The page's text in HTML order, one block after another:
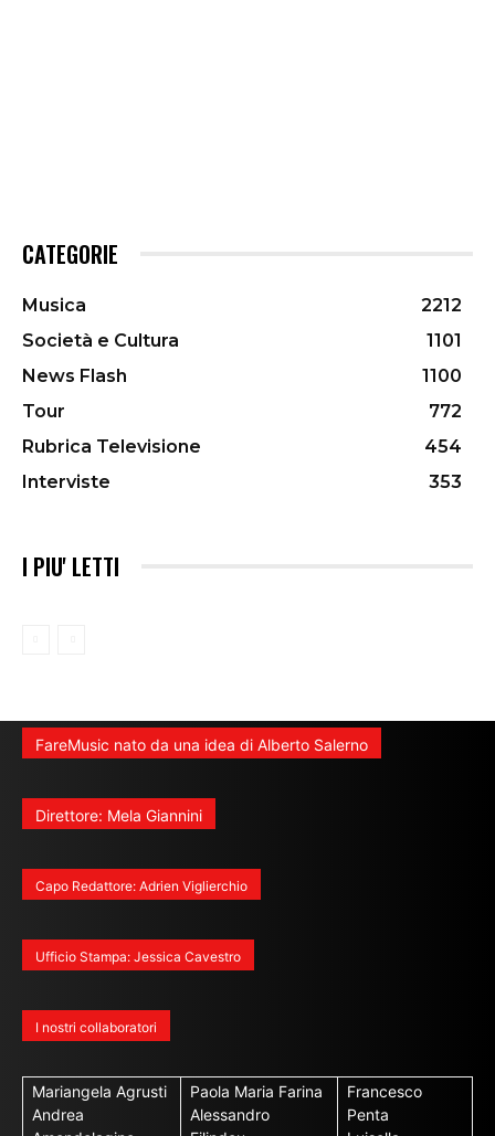
CATEGORIE
Musica
2212
Società e Cultura
1101
News Flash
1100
Tour
772
Rubrica Televisione
454
Interviste
353
I PIU' LETTI
FareMusic nato da una idea di Alberto Salerno
Direttore: Mela Giannini
Capo Redattore: Adrien Viglierchio
Ufficio Stampa: Jessica Cavestro
I nostri collaboratori
Mariangela Agrusti
Andrea
Paola Maria Farina
Alessandro
Francesco
Penta